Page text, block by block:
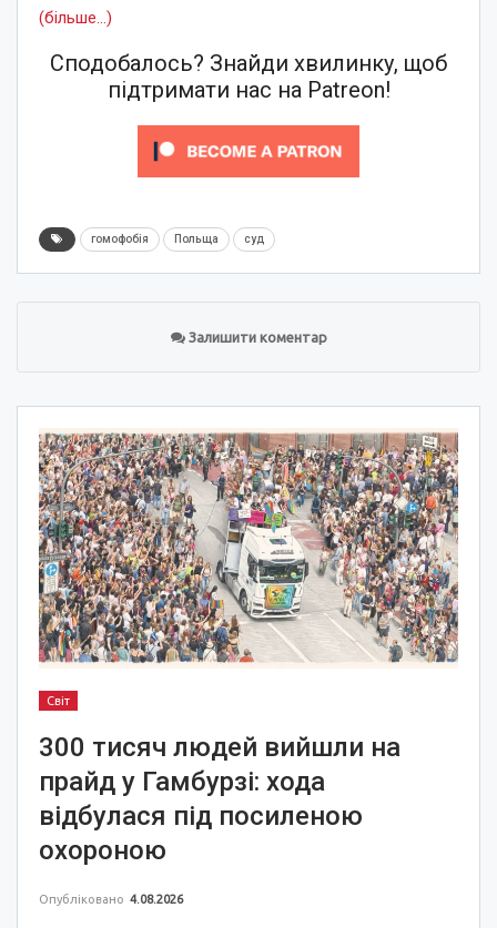
(більше…)
Сподобалось? Знайди хвилинку, щоб
підтримати нас на Patreon!
гомофобія Польща суд
Залишити коментар
Світ
300 тисяч людей вийшли на
прайд у Гамбурзі: хода
відбулася під посиленою
охороною
Опубліковано 4.08.2026